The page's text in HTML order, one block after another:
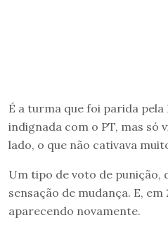
É a turma que foi parida pela
indignada com o PT, mas só
lado, o que não cativava
Um tipo de voto de punição,
sensação de mudança. E,
aparecendo novamente.